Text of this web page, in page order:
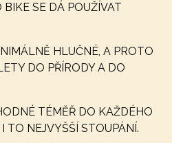
SE DÁ POUŽÍVAT
HLUČNÉ, A PROTO
DO PŘÍRODY A DO
TÉMĚŘ DO KAŽDÉHO
TO NEJVYŠŠÍ STOUPÁNÍ.